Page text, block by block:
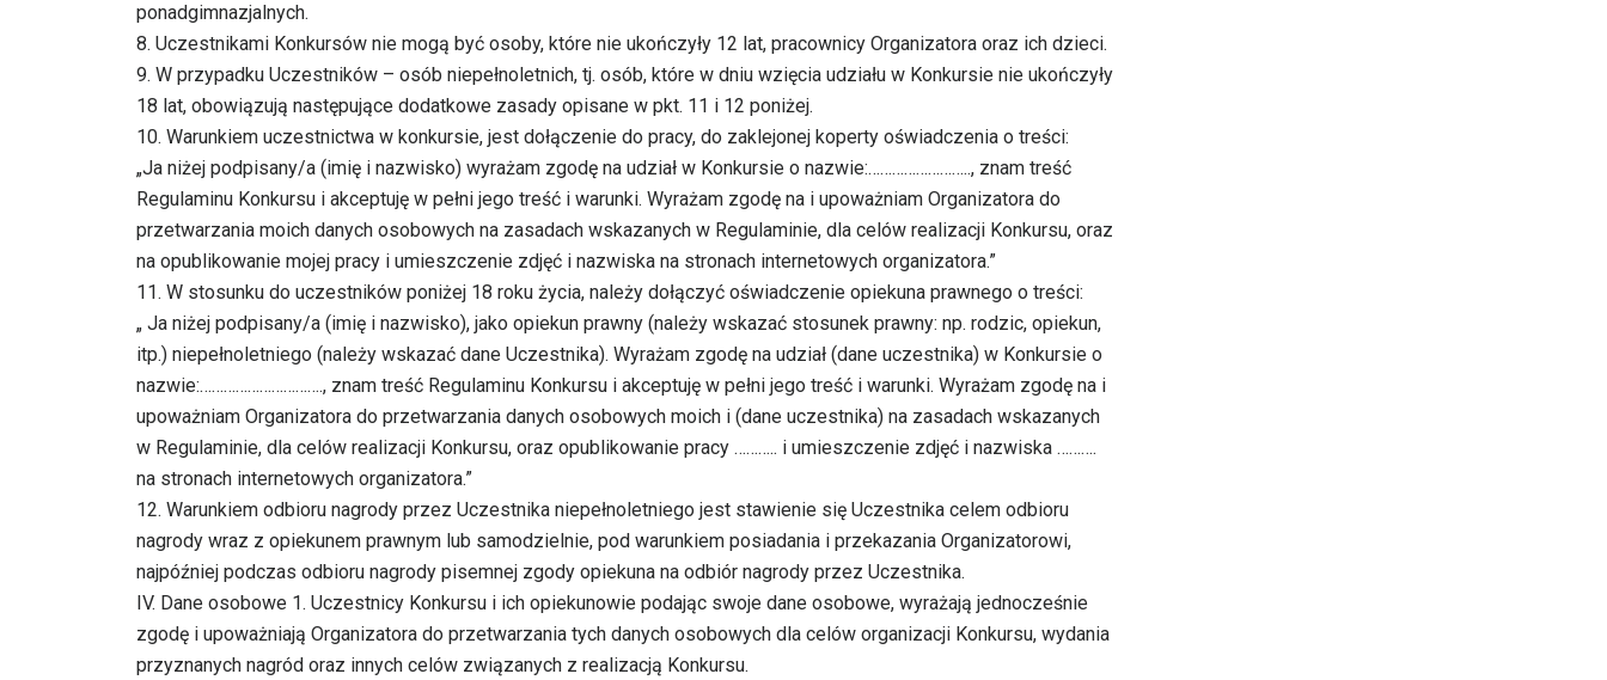
ponadgimnazjalnych.
8. Uczestnikami Konkursów nie mogą być osoby, które nie ukończyły 12 lat, pracownicy Organizatora oraz ich dzieci.
9. W przypadku Uczestników – osób niepełnoletnich, tj. osób, które w dniu wzięcia udziału w Konkursie nie ukończyły
18 lat, obowiązują następujące dodatkowe zasady opisane w pkt. 11 i 12 poniżej.
10. Warunkiem uczestnictwa w konkursie, jest dołączenie do pracy, do zaklejonej koperty oświadczenia o treści:
„Ja niżej podpisany/a (imię i nazwisko) wyrażam zgodę na udział w Konkursie o nazwie:…………………….., znam treść
Regulaminu Konkursu i akceptuję w pełni jego treść i warunki. Wyrażam zgodę na i upoważniam Organizatora do
przetwarzania moich danych osobowych na zasadach wskazanych w Regulaminie, dla celów realizacji Konkursu, oraz
na opublikowanie mojej pracy i umieszczenie zdjęć i nazwiska na stronach internetowych organizatora.”
11. W stosunku do uczestników poniżej 18 roku życia, należy dołączyć oświadczenie opiekuna prawnego o treści:
„ Ja niżej podpisany/a (imię i nazwisko), jako opiekun prawny (należy wskazać stosunek prawny: np. rodzic, opiekun,
itp.) niepełnoletniego (należy wskazać dane Uczestnika). Wyrażam zgodę na udział (dane uczestnika) w Konkursie o
nazwie:…………………………., znam treść Regulaminu Konkursu i akceptuję w pełni jego treść i warunki. Wyrażam zgodę na i
upoważniam Organizatora do przetwarzania danych osobowych moich i (dane uczestnika) na zasadach wskazanych
w Regulaminie, dla celów realizacji Konkursu, oraz opublikowanie pracy ……….. i umieszczenie zdjęć i nazwiska ……….
na stronach internetowych organizatora.”
12. Warunkiem odbioru nagrody przez Uczestnika niepełnoletniego jest stawienie się Uczestnika celem odbioru
nagrody wraz z opiekunem prawnym lub samodzielnie, pod warunkiem posiadania i przekazania Organizatorowi,
najpóźniej podczas odbioru nagrody pisemnej zgody opiekuna na odbiór nagrody przez Uczestnika.
IV. Dane osobowe 1. Uczestnicy Konkursu i ich opiekunowie podając swoje dane osobowe, wyrażają jednocześnie
zgodę i upoważniają Organizatora do przetwarzania tych danych osobowych dla celów organizacji Konkursu, wydania
przyznanych nagród oraz innych celów związanych z realizacją Konkursu.